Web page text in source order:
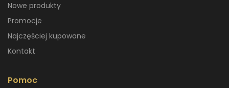
Nowe produkty
Promocje
Najczęściej kupowane
Kontakt
Pomoc